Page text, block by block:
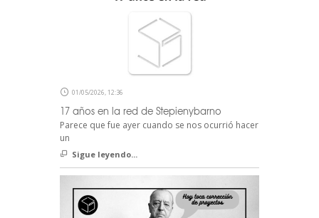
01/05/2026, 12:36
17 años en la red de Stepienybarno
Parece que fue ayer cuando se nos ocurrió hacer
un
Sigue leyendo...